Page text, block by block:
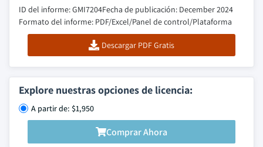
ID del informe: GMI7204Fecha de publicación: December 2024
Formato del informe: PDF/Excel/Panel de control/Plataforma
Descargar PDF Gratis
Explore nuestras opciones de licencia:
A partir de: $1,950
Comprar Ahora